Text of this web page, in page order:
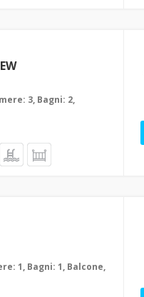
3, Bagni: 2,
1, Bagni: 1, Balcone,